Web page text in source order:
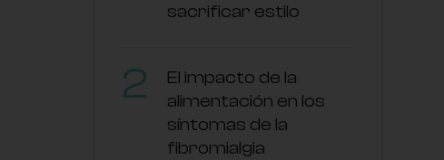
sacrificar estilo
El impacto de la
alimentación en los
síntomas de la
fibromialgia